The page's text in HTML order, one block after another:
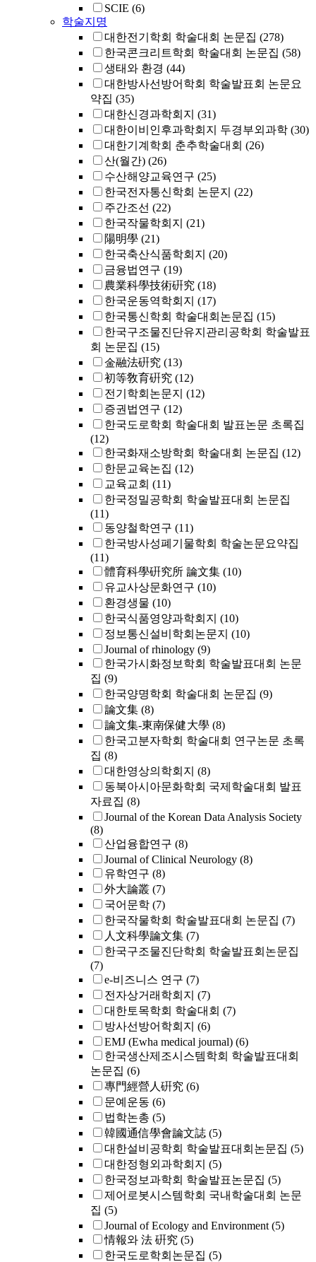
SCIE (6)
학술지명
대한전기학회 학술대회 논문집 (278)
한국콘크리트학회 학술대회 논문집 (58)
생태와 환경 (44)
대한방사선방어학회 학술발표회 논문요
약집 (35)
대한신경과학회지 (31)
대한이비인후과학회지 두경부외과학 (30)
대한기계학회 춘추학술대회 (26)
산(월간) (26)
수산해양교육연구 (25)
한국전자통신학회 논문지 (22)
주간조선 (22)
한국작물학회지 (21)
陽明學 (21)
한국축산식품학회지 (20)
금융법연구 (19)
農業科學技術硏究 (18)
한국운동역학회지 (17)
한국통신학회 학술대회논문집 (15)
한국구조물진단유지관리공학회 학술발표
회 논문집 (15)
金融法硏究 (13)
初等敎育硏究 (12)
전기학회논문지 (12)
증권법연구 (12)
한국도로학회 학술대회 발표논문 초록집
(12)
한국화재소방학회 학술대회 논문집 (12)
한문교육논집 (12)
교육교회 (11)
한국정밀공학회 학술발표대회 논문집
(11)
동양철학연구 (11)
한국방사성폐기물학회 학술논문요약집
(11)
體育科學硏究所 論文集 (10)
유교사상문화연구 (10)
환경생물 (10)
한국식품영양과학회지 (10)
정보통신설비학회논문지 (10)
Journal of rhinology (9)
한국가시화정보학회 학술발표대회 논문
집 (9)
한국양명학회 학술대회 논문집 (9)
論文集 (8)
論文集-東南保健大學 (8)
한국고분자학회 학술대회 연구논문 초록
집 (8)
대한영상의학회지 (8)
동북아시아문화학회 국제학술대회 발표
자료집 (8)
Journal of the Korean Data Analysis Society
(8)
산업융합연구 (8)
Journal of Clinical Neurology (8)
유학연구 (8)
外大論叢 (7)
국어문학 (7)
한국작물학회 학술발표대회 논문집 (7)
人文科學論文集 (7)
한국구조물진단학회 학술발표회논문집
(7)
e-비즈니스 연구 (7)
전자상거래학회지 (7)
대한토목학회 학술대회 (7)
방사선방어학회지 (6)
EMJ (Ewha medical journal) (6)
한국생산제조시스템학회 학술발표대회
논문집 (6)
專門經營人硏究 (6)
문예운동 (6)
법학논총 (5)
韓國通信學會論文誌 (5)
대한설비공학회 학술발표대회논문집 (5)
대한정형외과학회지 (5)
한국정보과학회 학술발표논문집 (5)
제어로봇시스템학회 국내학술대회 논문
집 (5)
Journal of Ecology and Environment (5)
情報와 法 硏究 (5)
한국도로학회논문집 (5)